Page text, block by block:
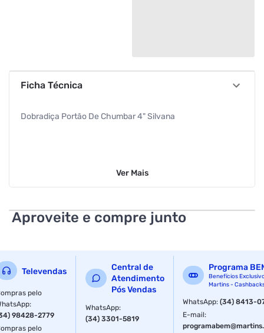
Ficha Técnica
Dobradiça Portão De Chumbar 4" Silvana
Ver Mais
Aproveite e compre junto
Televendas
pelo
:
98428-2779
pelo
Central de
Atendimento
Pós Vendas
WhatsApp:
(34) 3301-5819
Programa
Benefícios
Martins -
WhatsApp:(34) 8413-
E-mail: